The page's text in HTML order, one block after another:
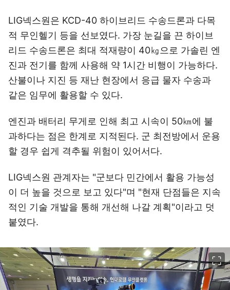
LIG넥스원은 KCD-40 하이브리드 수송드론과 다목
적 무인헬기 등을 선보였다. 가장 눈길을 끈 하이브
리드 수송드론은 최대 적재량이 40㎏으로 가솔린 엔
진과 전기를 함께 사용해 약 1시간 비행이 가능하다.
산불이나 지진 등 재난 현장에서 응급 물자 수송과
같은 임무에 활용할 수 있다.
엔진과 배터리 무게로 인해 최고 시속이 50㎞에 불
과하다는 점은 한계로 지적된다. 군 최전방에서 운용
할 경우 쉽게 격추될 위험이 있어서다.
LIG넥스원 관계자는 "군보다 민간에서 활용 가능성
이 더 높을 것으로 보고 있다"며 "현재 단점들은 지속
적인 기술 개발을 통해 개선해 나갈 계획"이라고 덧
붙였다.